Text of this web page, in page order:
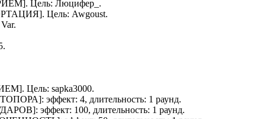
]. Цель: Люцифер_ .
]. Цель: Awgoust.
.
]. Цель: sapka3000.
]: эффект: 4, длительность: 1 раунд.
]: эффект: 100, длительность: 1 раунд.